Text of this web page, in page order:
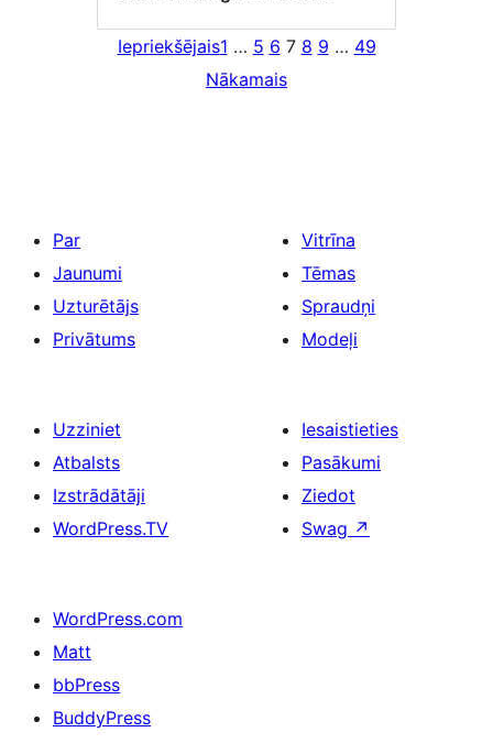
Iepriekšējais1 … 5 6 7 8 9 … 49
Nākamais
Par
Jaunumi
Uzturētājs
Privātums
Vitrīna
Tēmas
Spraudņi
Modeļi
Uzziniet
Atbalsts
Izstrādātāji
WordPress.TV
Iesaistieties
Pasākumi
Ziedot
Swag ↗
WordPress.com
Matt
bbPress
BuddyPress